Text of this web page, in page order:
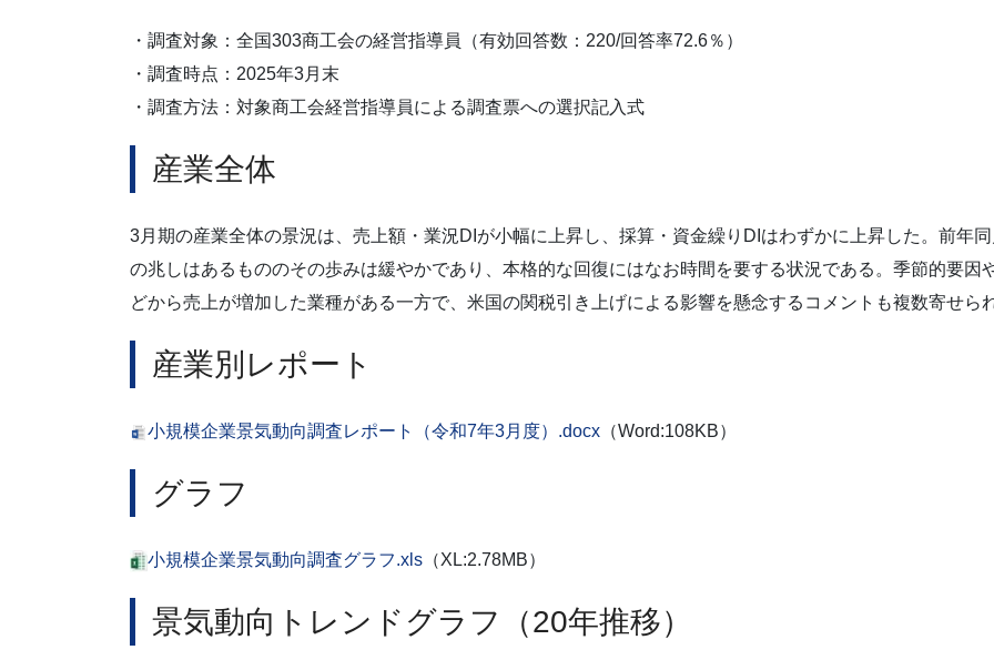
・調査対象：全国303商工会の経営指導員（有効回答数：220/回答率72.6％）
・調査時点：2025年3月末
・調査方法：対象商工会経営指導員による調査票への選択記入式
産業全体
3月期の産業全体の景況は、売上額・業況DIが小幅に上昇し、採算・資金繰りDIはわずかに上昇した。前年
の兆しはあるもののその歩みは緩やかであり、本格的な回復にはなお時間を要する状況である。季節的要因
どから売上が増加した業種がある一方で、米国の関税引き上げによる影響を懸念するコメントも複数寄せら
産業別レポート
小規模企業景気動向調査レポート（令和7年3月度）.docx （Word:108KB）
グラフ
小規模企業景気動向調査グラフ.xls （XL:2.78MB）
景気動向トレンドグラフ（20年推移）